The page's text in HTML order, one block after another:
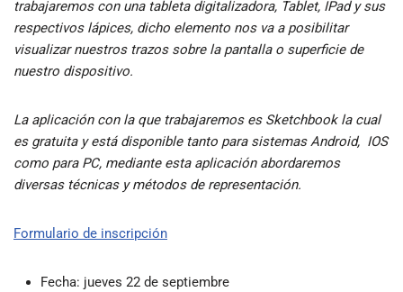
trabajaremos con una tableta digitalizadora, Tablet, IPad y sus
respectivos lápices, dicho elemento nos va a posibilitar
visualizar nuestros trazos sobre la pantalla o superficie de
nuestro dispositivo.
La aplicación con la que trabajaremos es Sketchbook la cual
es gratuita y está disponible tanto para sistemas Android, IOS
como para PC, mediante esta aplicación abordaremos
diversas técnicas y métodos de representación.
Formulario de inscripción
Fecha: jueves 22 de septiembre